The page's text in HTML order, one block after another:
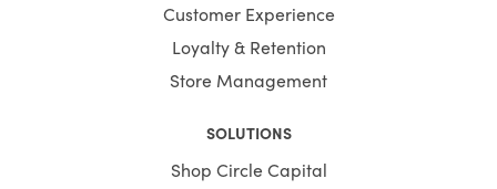
Customer Experience
Loyalty & Retention
Store Management
SOLUTIONS
Shop Circle Capital